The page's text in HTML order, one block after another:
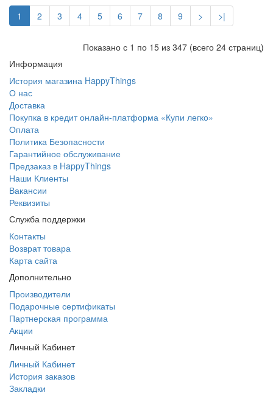
1 2 3 4 5 6 7 8 9 > >|
Показано с 1 по 15 из 347 (всего 24 страниц)
Информация
История магазина HappyThings
О нас
Доставка
Покупка в кредит онлайн-платформа «Купи легко»
Оплата
Политика Безопасности
Гарантийное обслуживание
Предзаказ в HappyThings
Наши Клиенты
Вакансии
Реквизиты
Служба поддержки
Контакты
Возврат товара
Карта сайта
Дополнительно
Производители
Подарочные сертификаты
Партнерская программа
Акции
Личный Кабинет
Личный Кабинет
История заказов
Закладки